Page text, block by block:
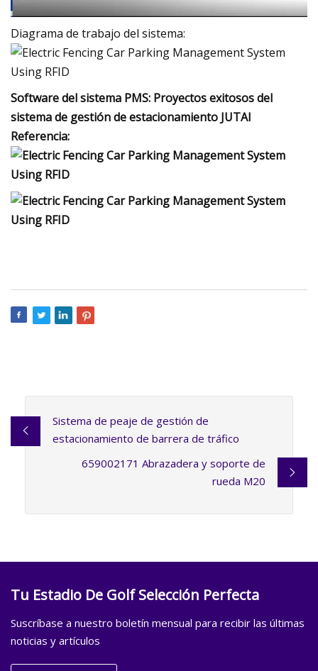
Diagrama de trabajo del sistema:
Software del sistema PMS: Proyectos exitosos del
sistema de gestión de estacionamiento JUTAI
Referencia:
Sistema de peaje de gestión de
estacionamiento de barrera de tráfico
659002171 Abrazadera y soporte de
rueda M20
Tu Estadio De Golf Selección Perfecta
Suscríbase a nuestro boletín mensual para recibir las últimas
noticias y artículos